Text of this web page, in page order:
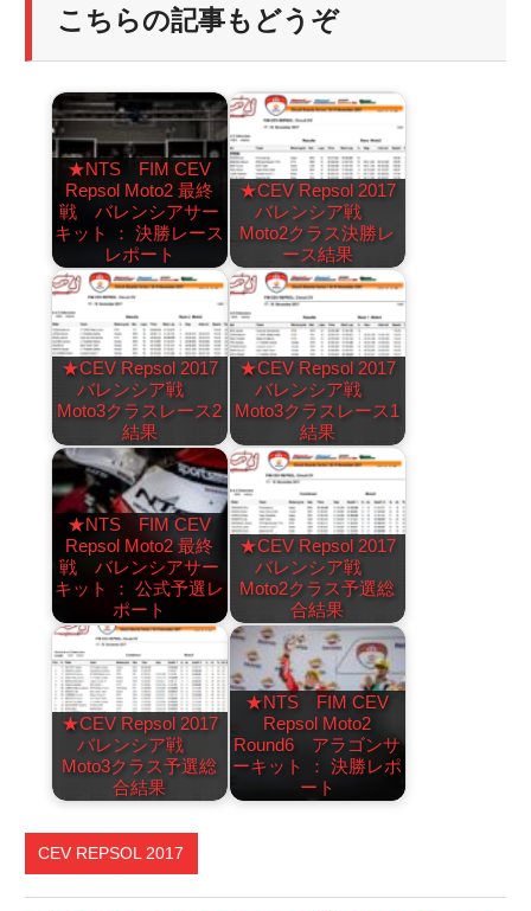
こちらの記事もどうぞ
★NTS FIM CEV
Repsol Moto2 最終
戦 バレンシアサー
キット ： 決勝レース
レポート
★CEV Repsol 2017
バレンシア戦
Moto2クラス決勝レ
ース結果
★CEV Repsol 2017
バレンシア戦
Moto3クラスレース2
結果
★CEV Repsol 2017
バレンシア戦
Moto3クラスレース1
結果
★NTS FIM CEV
Repsol Moto2 最終
戦 バレンシアサー
キット ： 公式予選レ
ポート
★CEV Repsol 2017
バレンシア戦
Moto2クラス予選総
合結果
★CEV Repsol 2017
バレンシア戦
Moto3クラス予選総
合結果
★NTS FIM CEV
Repsol Moto2
Round6 アラゴンサ
ーキット ： 決勝レポ
ート
CEV REPSOL 2017